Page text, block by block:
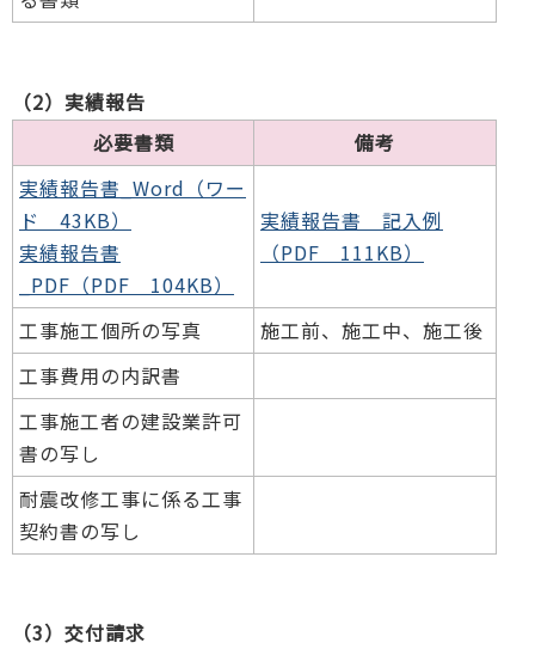
（2）実績報告
必要書類
備考
実績報告書_Word（ワー
ド 43KB）
実績報告書
_PDF（PDF 104KB）
実績報告書 記入例
（PDF 111KB）
工事施工個所の写真
施工前、施工中、施工後
工事費用の内訳書
工事施工者の建設業許可
書の写し
耐震改修工事に係る工事
契約書の写し
（3）交付請求